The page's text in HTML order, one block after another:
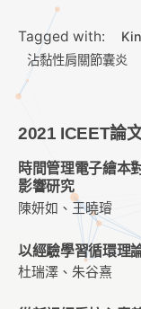
Tagged with:
沾黏性肩關節囊炎
2021 ICEET論
時間管理電子繪本
影響研究
陳妍如、王曉璿
以經驗學習循環理
杜瑞澤、朱谷熹